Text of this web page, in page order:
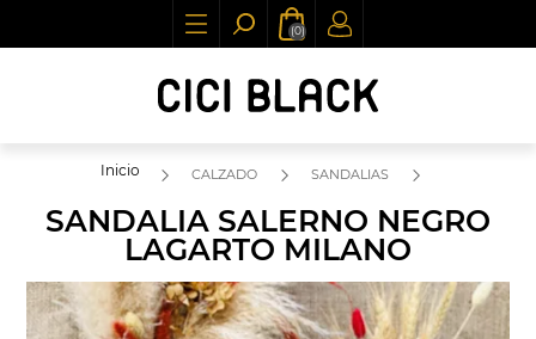
(0)
Inicio CALZADO SANDALIAS
SANDALIA SALERNO NEGRO
LAGARTO MILANO